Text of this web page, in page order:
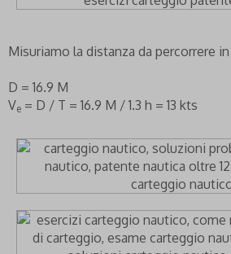
Misuriamo la distanza da percorrere in
D = 16.9 M
Ve = D / T = 16.9 M / 1.3 h = 13 kts